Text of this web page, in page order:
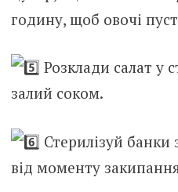
годину, щоб овочі
Розклади салат у
залий соком.
Стерилізуй банки
від моменту